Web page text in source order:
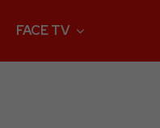
FACE TV